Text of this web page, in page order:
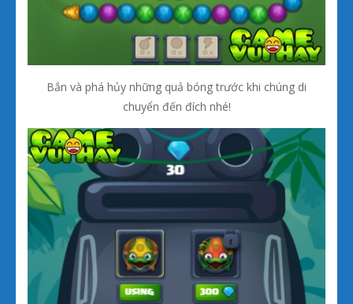
Bắn và phá hủy những quả bóng trước khi chúng di
chuyển đến đích nhé!